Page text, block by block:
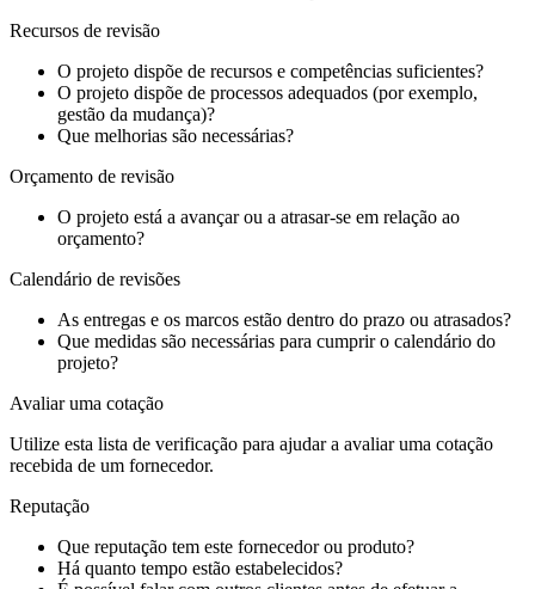
Recursos de revisão
O projeto dispõe de recursos e competências suficientes?
O projeto dispõe de processos adequados (por exemplo,
gestão da mudança)?
Que melhorias são necessárias?
Orçamento de revisão
O projeto está a avançar ou a atrasar-se em relação ao
orçamento?
Calendário de revisões
As entregas e os marcos estão dentro do prazo ou atrasados?
Que medidas são necessárias para cumprir o calendário do
projeto?
Avaliar uma cotação
Utilize esta lista de verificação para ajudar a avaliar uma cotação
recebida de um fornecedor.
Reputação
Que reputação tem este fornecedor ou produto?
Há quanto tempo estão estabelecidos?